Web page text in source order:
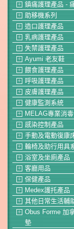
＋ 鎮痛護理產品 -
＋ 助移機系列
＋ 造口護理產品
＋ 乳病護理產品
＋ 失禁護理產品
＋ Ayumi 老友鞋
＋ 餵食護理產品
＋ 呼吸護理產品
＋ 皮膚護理產品
＋ 健康監測系統
＋ MELAG專業消
＋ 感染控制產品
＋ 手動及電動復康
＋ 輪椅及助行用具
＋ 浴室及坐廁產品
＋ 客廳用品
＋ 保健產品
＋ Medex護托產品
＋ 其他日常生活輔
＋
Obus Forme 加
墊